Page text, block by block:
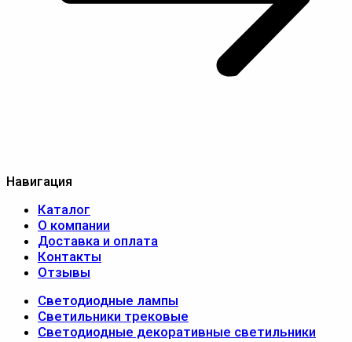
Навигация
Каталог
О компании
Доставка и оплата
Контакты
Отзывы
Светодиодные лампы
Светильники трековые
Светодиодные декоративные светильники